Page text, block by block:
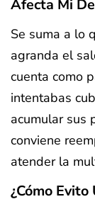
Afecta Mi
Se suma a lo
agranda el
cuenta como
intentabas
acumular sus
conviene
atender la
¿Cómo